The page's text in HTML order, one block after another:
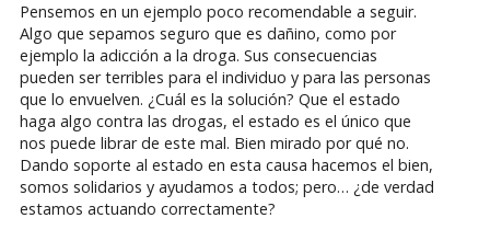
Pensemos en un ejemplo poco recomendable a seguir.
Algo que sepamos seguro que es dañino, como por
ejemplo la adicción a la droga. Sus consecuencias
pueden ser terribles para el individuo y para las personas
que lo envuelven. ¿Cuál es la solución? Que el estado
haga algo contra las drogas, el estado es el único que
nos puede librar de este mal. Bien mirado por qué no.
Dando soporte al estado en esta causa hacemos el bien,
somos solidarios y ayudamos a todos; pero… ¿de verdad
estamos actuando correctamente?